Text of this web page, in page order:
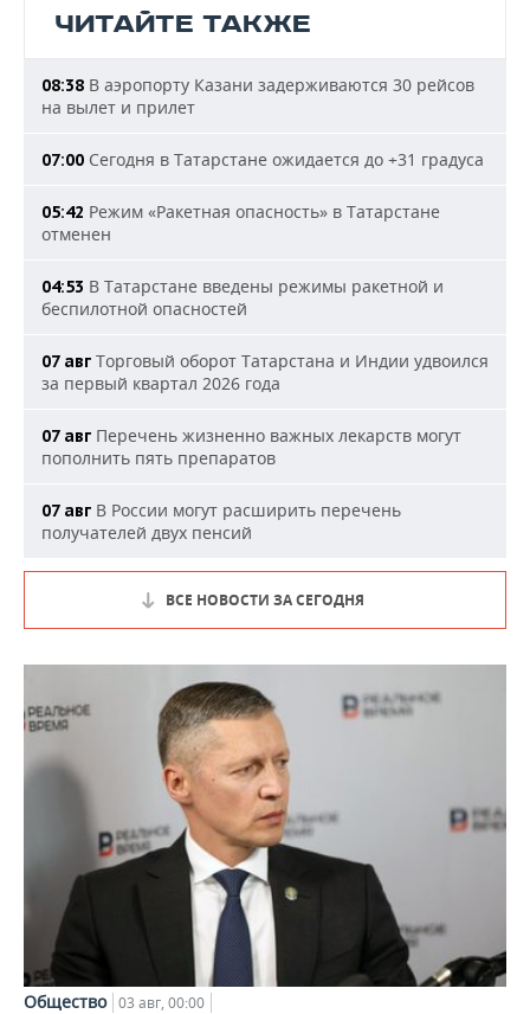
ЧИТАЙТЕ ТАКЖЕ
08:38 В аэропорту Казани задерживаются 30 рейсов
на вылет и прилет
07:00 Сегодня в Татарстане ожидается до +31 градуса
05:42 Режим «Ракетная опасность» в Татарстане
отменен
04:53 В Татарстане введены режимы ракетной и
беспилотной опасностей
07 авг Торговый оборот Татарстана и Индии удвоился
за первый квартал 2026 года
07 авг Перечень жизненно важных лекарств могут
пополнить пять препаратов
07 авг В России могут расширить перечень
получателей двух пенсий
ВСЕ НОВОСТИ ЗА СЕГОДНЯ
Общество 03 авг, 00:00